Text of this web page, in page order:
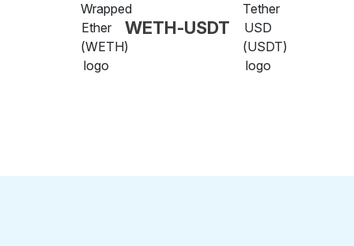
WETH-USDT